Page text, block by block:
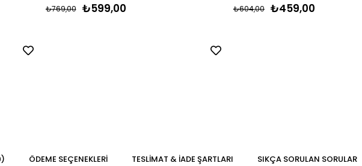
₺599,00
₺769,00 ₺459,00
₺604,00
ÖDEME SEÇENEKLERI TESLIMAT & İADE ŞARTLARI SIKÇA SORULAN SORULAR